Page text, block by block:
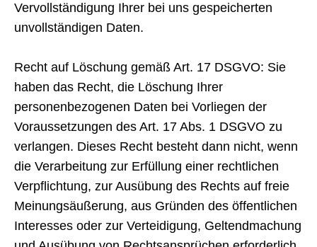
Vervollständigung Ihrer bei uns gespeicherten
unvollständigen Daten.
Recht auf Löschung gemäß Art. 17 DSGVO: Sie
haben das Recht, die Löschung Ihrer
personenbezogenen Daten bei Vorliegen der
Voraussetzungen des Art. 17 Abs. 1 DSGVO zu
verlangen. Dieses Recht besteht dann nicht, wenn
die Verarbeitung zur Erfüllung einer rechtlichen
Verpflichtung, zur Ausübung des Rechts auf freie
Meinungsäußerung, aus Gründen des öffentlichen
Interesses oder zur Verteidigung, Geltendmachung